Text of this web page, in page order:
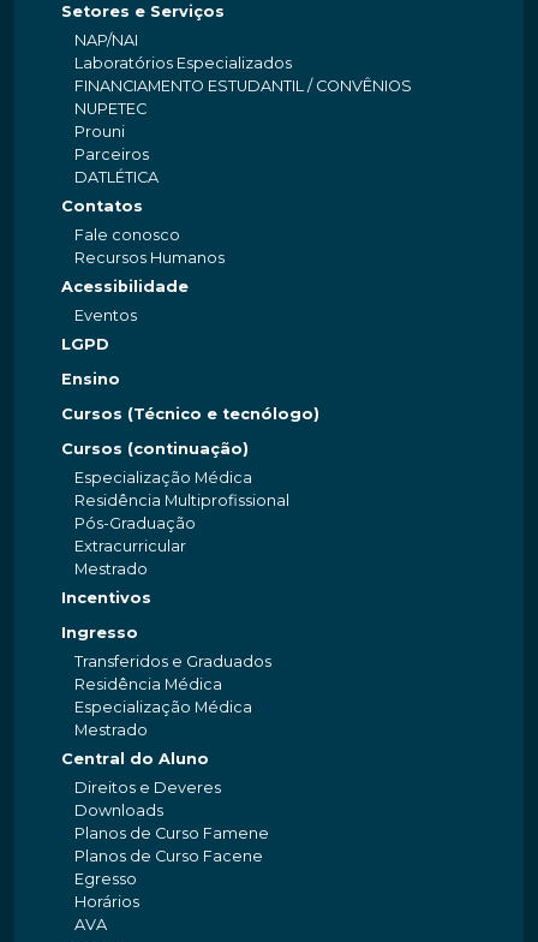
Setores e Serviços
NAP/NAI
Laboratórios Especializados
FINANCIAMENTO ESTUDANTIL / CONVÊNIOS
NUPETEC
Prouni
Parceiros
DATLÉTICA
Contatos
Fale conosco
Recursos Humanos
Acessibilidade
Eventos
LGPD
Ensino
Cursos (Técnico e tecnólogo)
Cursos (continuação)
Especialização Médica
Residência Multiprofissional
Pós-Graduação
Extracurricular
Mestrado
Incentivos
Ingresso
Transferidos e Graduados
Residência Médica
Especialização Médica
Mestrado
Central do Aluno
Direitos e Deveres
Downloads
Planos de Curso Famene
Planos de Curso Facene
Egresso
Horários
AVA